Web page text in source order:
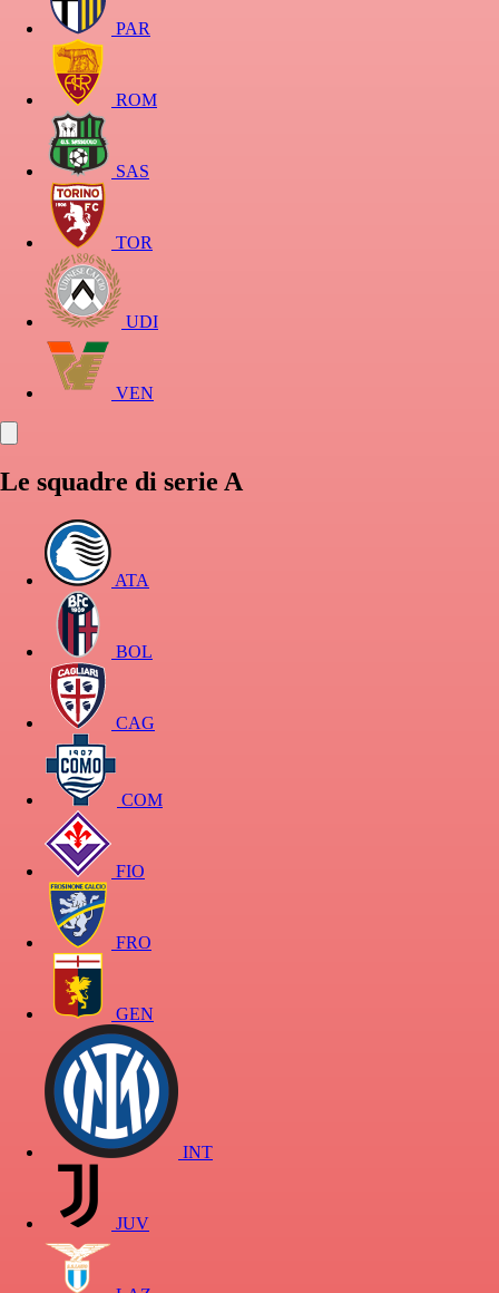
PAR
ROM
SAS
TOR
UDI
VEN
Le squadre di serie A
ATA
BOL
CAG
COM
FIO
FRO
GEN
INT
JUV